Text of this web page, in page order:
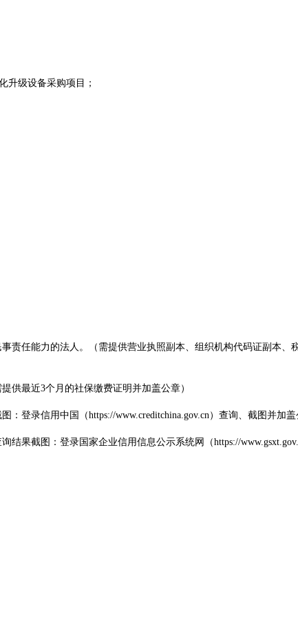
升级设备采购项目 ；
责任能力的法人。（需提供营业执照副本、组织机构代码证副本
供最近3个月的社保缴费证明并加盖公章）
：登录信用中国（https://www.creditchina.gov.cn）查询、截图并加盖
结果截图：登录国家企业信用信息公示系统网（https://